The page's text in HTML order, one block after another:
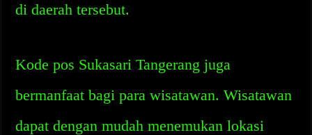
di daerah tersebut.
Kode pos Sukasari Tangerang juga
bermanfaat bagi para wisatawan. Wisatawan
dapat dengan mudah menemukan lokasi